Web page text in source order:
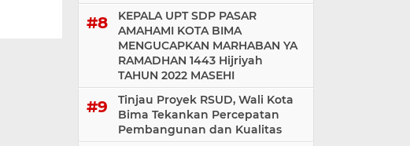
KEPALA UPT SDP PASAR
AMAHAMI KOTA BIMA
MENGUCAPKAN MARHABAN YA
RAMADHAN 1443 Hijriyah
TAHUN 2022 MASEHI
Tinjau Proyek RSUD, Wali Kota
Bima Tekankan Percepatan
Pembangunan dan Kualitas